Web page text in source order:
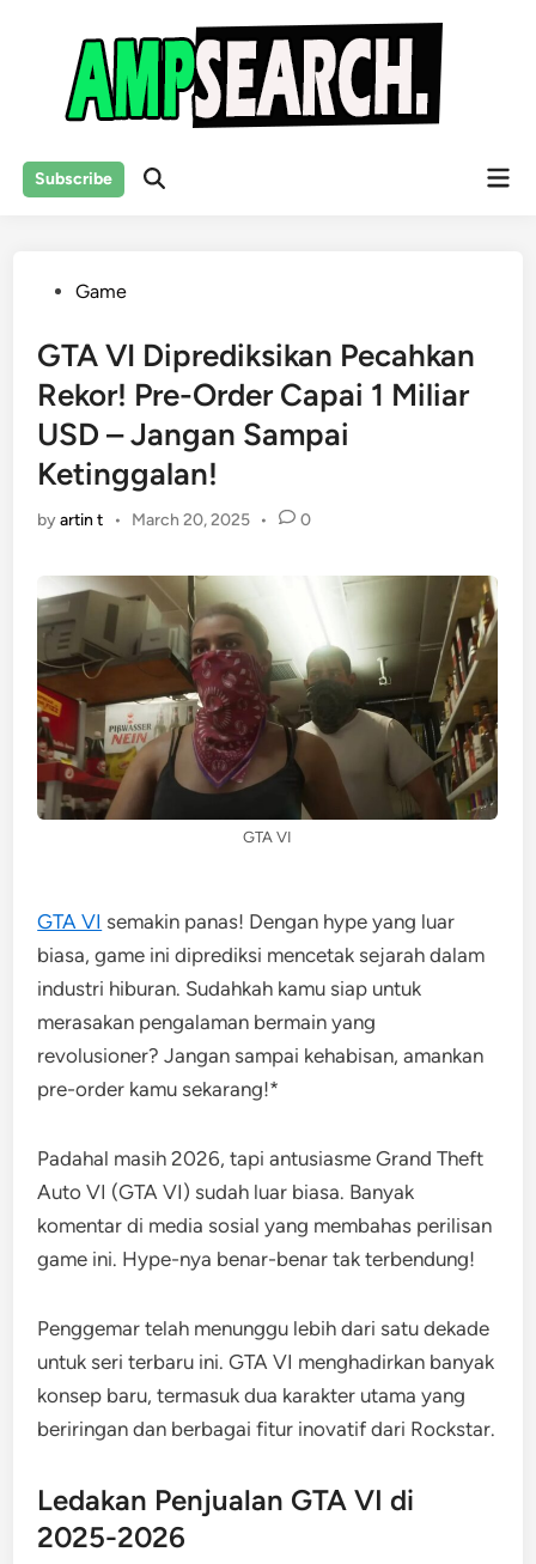
Subscribe
Open
PostedGame
GTA VI Diprediksikan Pecahkan
Rekor! Pre-Order Capai 1 Miliar
USD – Jangan Sampai
Ketinggalan!
byartin t • March 20, 2025 • 0
GTA VI
GTA VI semakin panas! Dengan hype yang luar
biasa, game ini diprediksi mencetak sejarah dalam
industri hiburan. Sudahkah kamu siap untuk
merasakan pengalaman bermain yang
revolusioner? Jangan sampai kehabisan, amankan
pre-order kamu sekarang!*
Padahal masih 2026, tapi antusiasme Grand Theft
Auto VI (GTA VI) sudah luar biasa. Banyak
komentar di media sosial yang membahas perilisan
game ini. Hype-nya benar-benar tak terbendung!
Penggemar telah menunggu lebih dari satu dekade
untuk seri terbaru ini. GTA VI menghadirkan banyak
konsep baru, termasuk dua karakter utama yang
beriringan dan berbagai fitur inovatif dari Rockstar.
Ledakan Penjualan GTA VI di
2025-2026